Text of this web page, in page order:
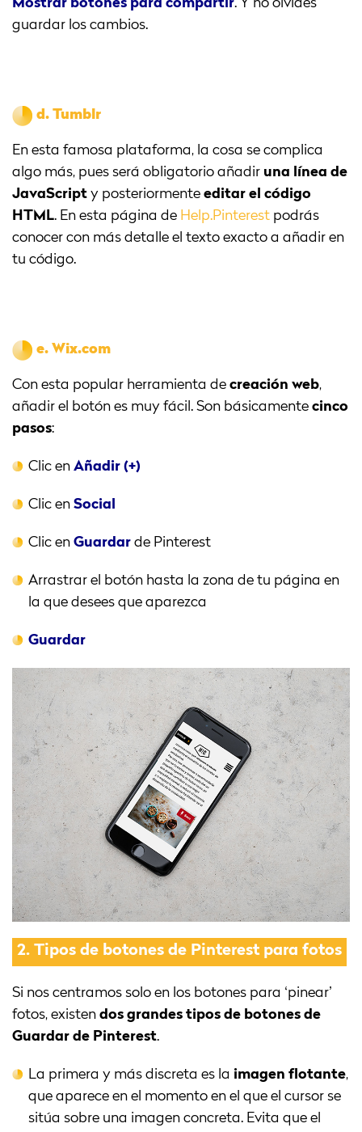
Mostrar botones para compartir. Y no olvides
guardar los cambios.
d. Tumblr
En esta famosa plataforma, la cosa se complica
algo más, pues será obligatorio añadir una línea de
JavaScript y posteriormente editar el código
HTML. En esta página de Help.Pinterest podrás
conocer con más detalle el texto exacto a añadir en
tu código.
e. Wix.com
Con esta popular herramienta de creación web,
añadir el botón es muy fácil. Son básicamente cinco
pasos:
Clic en Añadir (+)
Clic en Social
Clic en Guardar de Pinterest
Arrastrar el botón hasta la zona de tu página en
la que desees que aparezca
Guardar
2. Tipos de botones de Pinterest para fotos
Si nos centramos solo en los botones para ‘pinear’
fotos, existen dos grandes tipos de botones de
Guardar de Pinterest.
La primera y más discreta es la imagen flotante,
que aparece en el momento en el que el cursor se
sitúa sobre una imagen concreta. Evita que el